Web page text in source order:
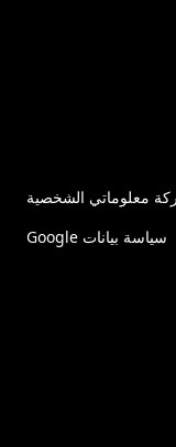
معلوماتي الشخصية
سياسة بيانات Google